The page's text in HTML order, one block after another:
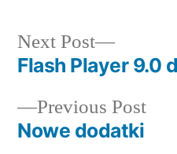
Post
navigation
Previous Post
Nowe dodatki
Next Post
Next
post:
Flash Player 9.0